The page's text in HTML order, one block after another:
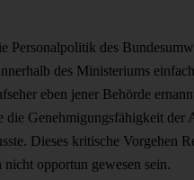
Personalpolitik des
des Ministeriums
eben jener Behörde
Genehmigungsfähigkeit
Dieses kritische Vorgehen
opportun gewesen sein.